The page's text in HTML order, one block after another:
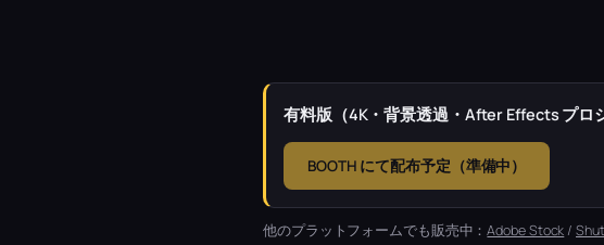
有料版（4K・背景透過・After Effects プロ
BOOTH にて配布予定（準備中）
他のプラットフォームでも販売中：Adobe Stock /